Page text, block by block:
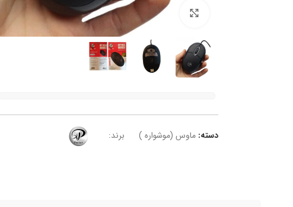
برای بزرگنمایی کلیک کنید
دسته: ماوس (موشواره ) برند: